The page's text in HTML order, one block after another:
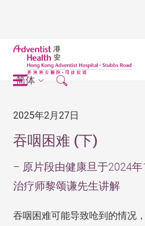
简体
2025年2月27日
吞咽困难 (下)
– 原片段由健康旦于2024
治疗师黎颂谦先生讲解
吞咽困难可能导致呛到的情况